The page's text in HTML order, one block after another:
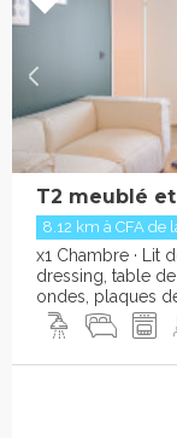
T2 meublé
8.12 km à CFA de
x1 Chambre · Lit
dressing, table
ondes, plaques